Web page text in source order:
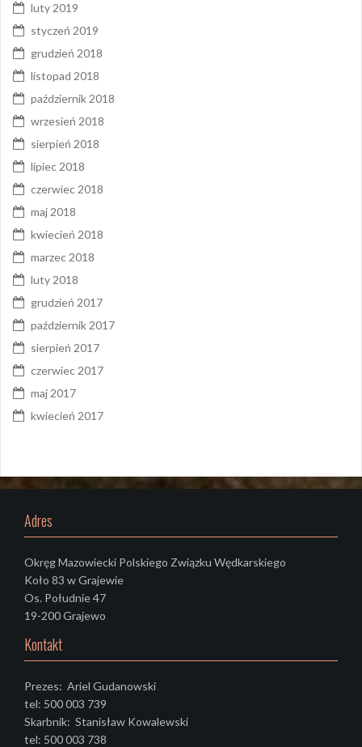
luty 2019
styczeń 2019
grudzień 2018
listopad 2018
październik 2018
wrzesień 2018
sierpień 2018
lipiec 2018
czerwiec 2018
maj 2018
kwiecień 2018
marzec 2018
luty 2018
grudzień 2017
październik 2017
sierpień 2017
czerwiec 2017
maj 2017
kwiecień 2017
Adres
Okręg Mazowiecki Polskiego Związku Wędkarskiego
Koło 83 w Grajewie
Os. Południe 47
19-200 Grajewo
Kontakt
Prezes: Ariel Gudanowski
tel: 500 003 739
Skarbnik: Stanisław Kowalewski
tel: 500 003 738